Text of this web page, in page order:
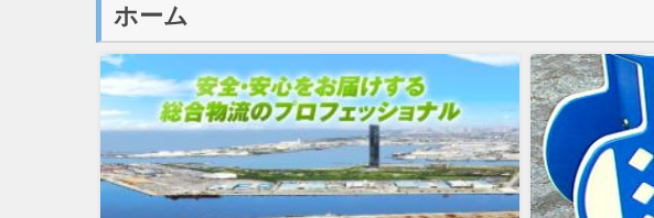
ホーム